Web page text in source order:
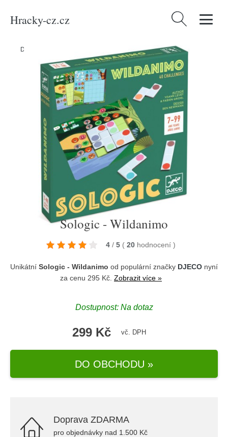
Hracky-cz.cz Vyhledávání
Domů /Sologic - Wildanimo
Sologic - Wildanimo
4 / 5 ( 20 hodnocení )
Unikátní Sologic - Wildanimo od populární značky DJECO nyní
za cenu 295 Kč. Zobrazit více »
Dostupnost: Na dotaz
299 Kč vč. DPH
DO OBCHODU »
Doprava ZDARMA
pro objednávky nad 1.500 Kč